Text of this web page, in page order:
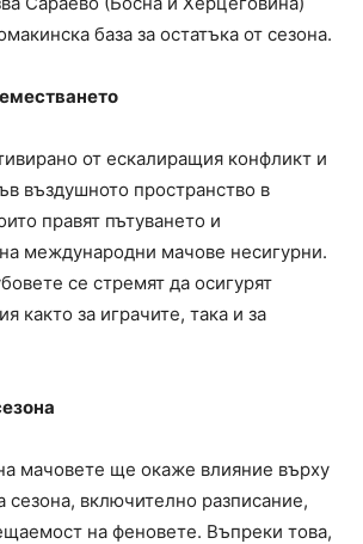
база за остатъка от сезона.
от ескалиращия конфликт и
въздушното пространство в
правят пътуването и
международни мачове несигурни.
се стремят да осигурят
както за играчите, така и за
мачовете ще окаже влияние върху
сезона, включително разписание,
на феновете. Въпреки това,